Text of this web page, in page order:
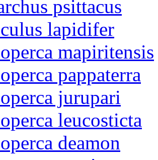
psittacus
lapidifer
mapiritensis
pappaterra
jurupari
leucosticta
deamon